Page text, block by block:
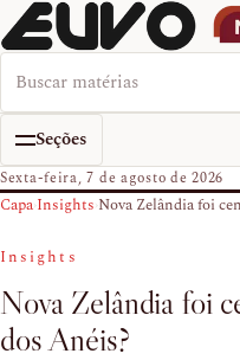
Buscar no EUVO News
Seções
Sexta-feira, 7 de agosto de 2026
Capa›Insights›Nova Zelândia foi
Insights
Nova Zelândia foi
dos Anéis?